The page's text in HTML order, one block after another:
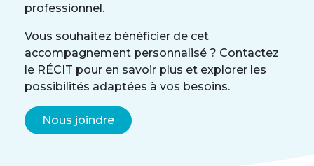
professionnel.
Vous souhaitez bénéficier de cet
accompagnement personnalisé ? Contactez
le RÉCIT pour en savoir plus et explorer les
possibilités adaptées à vos besoins.
Nous joindre